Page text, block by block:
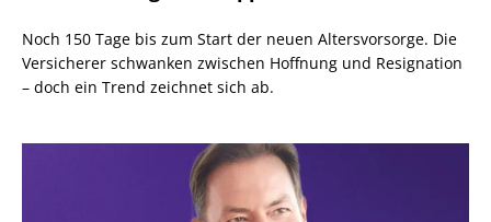
Noch 150 Tage bis zum Start der neuen Altersvorsorge. Die
Versicherer schwanken zwischen Hoffnung und Resignation
– doch ein Trend zeichnet sich ab.